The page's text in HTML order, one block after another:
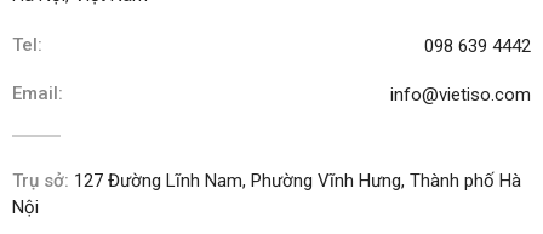
Tel: 098 639 4442
Email: info@vietiso.com
Trụ sở: 127 Đường Lĩnh Nam, Phường Vĩnh Hưng, Thành phố Hà
Nội